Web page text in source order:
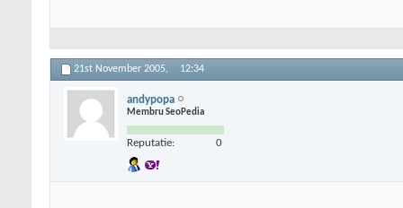
21st November 2005, 12:34
andypopa
Membru SeoPedia
Reputatie: 0